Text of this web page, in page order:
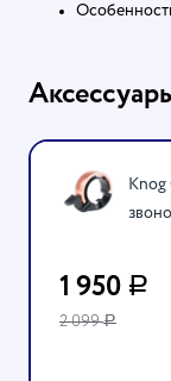
1 950 Р
2 099Р